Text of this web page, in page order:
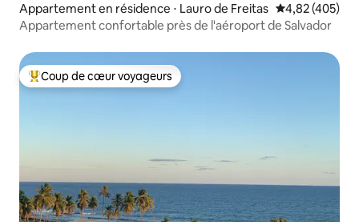
Appartement en résidence ⋅ Lauro de Freitas Évaluation
4,82 (405)
Appartement confortable près de l'aéroport de Salvador
Coups de cœur voyageurs les plus appréciés
Coup de cœur voyageurs